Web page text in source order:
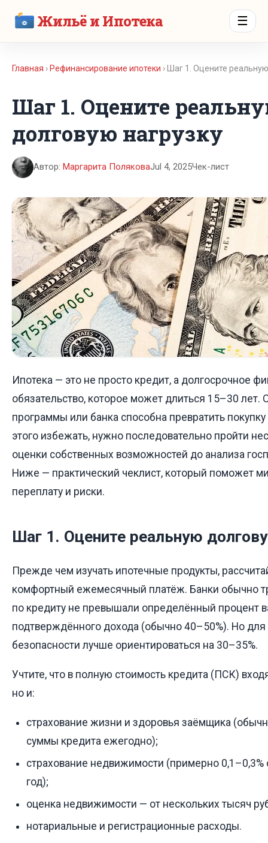
Жильё и Ипотека ☰
Главная › Рефинансирование ипотеки › Шаг 1. Оцените
Шаг 1. Оцените
долговую нагрузку
Автор: Маргарита ПоляковаJul 4, 2025Чек-лист
Ипотека — это не просто кредит, а долгосрочное
обязательство, которое может длиться 15–30 лет.
программы или банка способна превратить
этого избежать, нужно последовательно пройти
оценки собственных возможностей до анализа
Ниже — практический чеклист, который поможет
переплату и риски.
Шаг 1. Оцените реальную
Прежде чем изучать ипотечные продукты,
комфортный ежемесячный платёж. Банки обычно
по кредиту не превышали определённый процент
подтверждённого дохода (обычно 40–50%). Но для
безопасности лучше ориентироваться на 30–35%.
Учтите, что в полную стоимость кредита (ПСК)
но и:
страхование жизни и здоровья заёмщика
суммы кредита ежегодно);
страхование недвижимости (примерно 0,1–0,3%
год);
оценка недвижимости — от нескольких тысяч
нотариальные и регистрационные расходы.